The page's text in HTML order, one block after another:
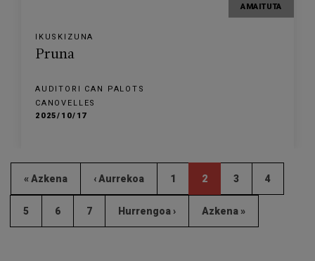
AMAITUTA
IKUSKIZUNA
Pruna
AUDITORI CAN PALOTS
CANOVELLES
2025/10/17
« Azkena ‹ Aurrekoa 1 2 3 4
5 6 7 Hurrengoa › Azkena »